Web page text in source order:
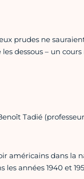
prudes ne
dessous – un
Tadié
américains dans la
années 1940 et